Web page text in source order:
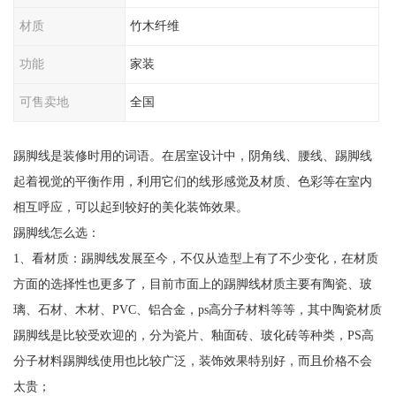
材质 竹木纤维
功能 家装
可售卖地 全国
踢脚线是装修时用的词语。在居室设计中，阴角线、腰线、踢脚线
起着视觉的平衡作用，利用它们的线形感觉及材质、色彩等在室内
相互呼应，可以起到较好的美化装饰效果。
踢脚线怎么选：
1、看材质：踢脚线发展至今，不仅从造型上有了不少变化，在材质
方面的选择性也更多了，目前市面上的踢脚线材质主要有陶瓷、玻
璃、石材、木材、PVC、铝合金，ps高分子材料等等，其中陶瓷材质
踢脚线是比较受欢迎的，分为瓷片、釉面砖、玻化砖等种类，PS高
分子材料踢脚线使用也比较广泛，装饰效果特别好，而且价格不会
太贵；